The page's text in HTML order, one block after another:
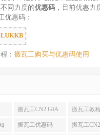
同力度的优惠码 ，目前优惠力
优惠码：
： 搬瓦工购买与优惠码使用
搬瓦工CN2 GIA
(176)
搬瓦工教
搬瓦工优惠码 搬瓦工